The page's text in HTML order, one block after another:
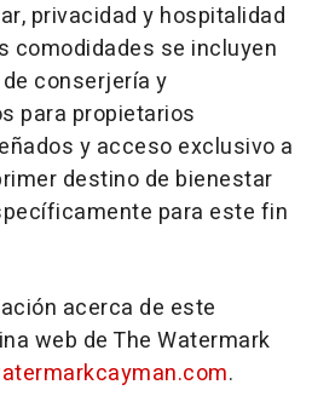
privacidad y hospitalidad
comodidades se incluyen
conserjería y
para propietarios
y acceso exclusivo a
destino de bienestar
para este fin
acerca de este
web de The Watermark
.